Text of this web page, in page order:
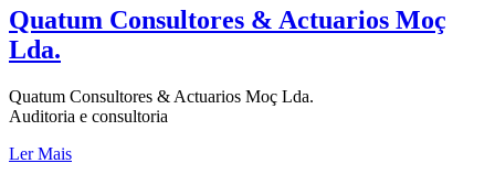
Quatum Consultores & Actuarios Moç
Lda.
Quatum Consultores & Actuarios Moç Lda.
Auditoria e consultoria
Ler Mais